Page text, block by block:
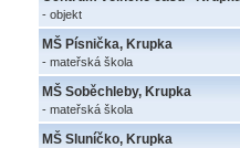
- objekt
MŠ Písnička, Krupka
- mateřská škola
MŠ Soběchleby, Krupka
- mateřská škola
MŠ Sluníčko, Krupka